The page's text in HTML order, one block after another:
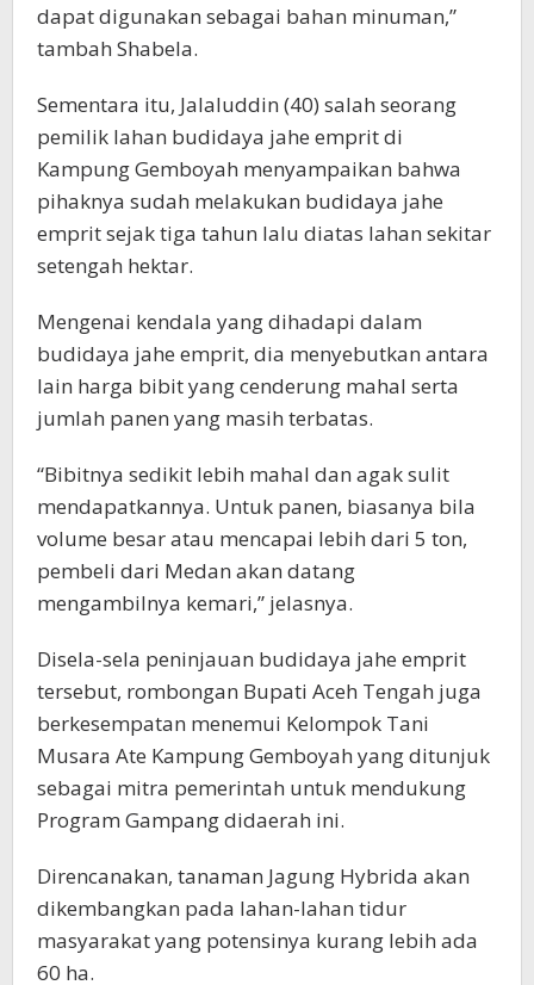
dapat digunakan sebagai bahan minuman,”
tambah Shabela.
Sementara itu, Jalaluddin (40) salah seorang
pemilik lahan budidaya jahe emprit di
Kampung Gemboyah menyampaikan bahwa
pihaknya sudah melakukan budidaya jahe
emprit sejak tiga tahun lalu diatas lahan sekitar
setengah hektar.
Mengenai kendala yang dihadapi dalam
budidaya jahe emprit, dia menyebutkan antara
lain harga bibit yang cenderung mahal serta
jumlah panen yang masih terbatas.
“Bibitnya sedikit lebih mahal dan agak sulit
mendapatkannya. Untuk panen, biasanya bila
volume besar atau mencapai lebih dari 5 ton,
pembeli dari Medan akan datang
mengambilnya kemari,” jelasnya.
Disela-sela peninjauan budidaya jahe emprit
tersebut, rombongan Bupati Aceh Tengah juga
berkesempatan menemui Kelompok Tani
Musara Ate Kampung Gemboyah yang ditunjuk
sebagai mitra pemerintah untuk mendukung
Program Gampang didaerah ini.
Direncanakan, tanaman Jagung Hybrida akan
dikembangkan pada lahan-lahan tidur
masyarakat yang potensinya kurang lebih ada
60 ha.